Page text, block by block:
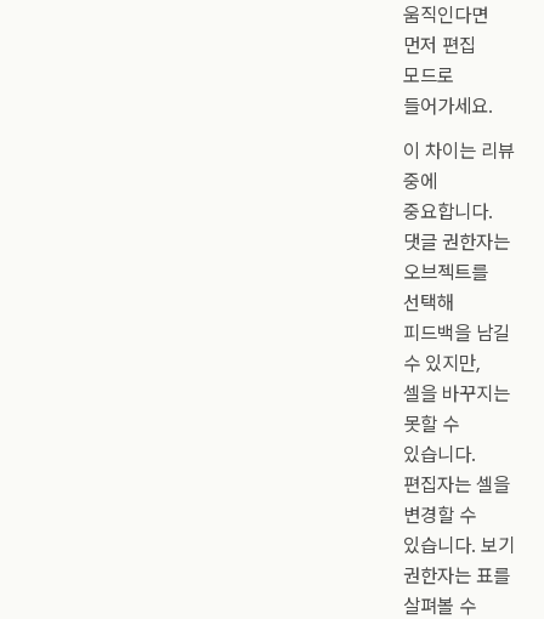
움직인다면
먼저 편집
모드로
들어가세요.
이 차이는 리뷰
중에
중요합니다.
댓글 권한자는
오브젝트를
선택해
피드백을 남길
수 있지만,
셀을 바꾸지는
못할 수
있습니다.
편집자는 셀을
변경할 수
있습니다. 보기
권한자는 표를
살펴볼 수